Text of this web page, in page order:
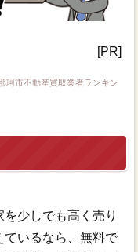
[PR]
珂市不動産買取業者ランキン
を少しでも高く売り
ているなら、無料で